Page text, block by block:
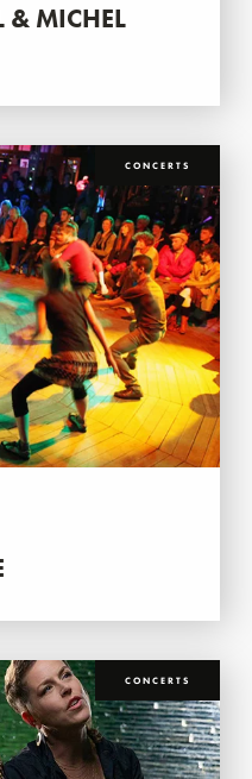
& MICHEL
CONCERTS
CONCERTS